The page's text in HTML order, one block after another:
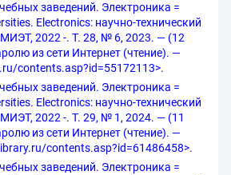
заведений. Электроника =
Electronics: научно-технический
2022 -. Т. 28, № 6, 2023. — (12
из сети Интернет (чтение). —
contents.asp?id=55172113>.
заведений. Электроника =
Electronics: научно-технический
2022 -. Т. 29, № 1, 2024. — (11
из сети Интернет (чтение). —
contents.asp?id=61486458>.
заведений. Электроника =